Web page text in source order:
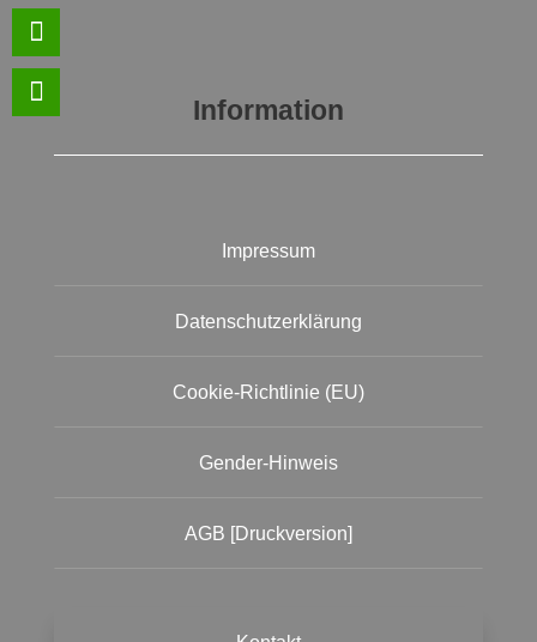
Information
Impressum
Datenschutzerklärung
Cookie-Richtlinie (EU)
Gender-Hinweis
AGB [Druckversion]